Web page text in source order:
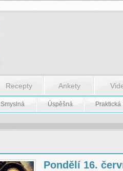
Recepty Ankety
Smyslná Úspěšná Praktická
Pondělí 16.